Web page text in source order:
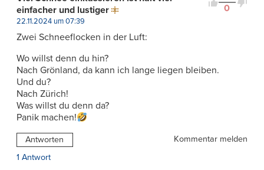
0
einfacher und lustiger
22.11.2024 um 07:39
Zwei Schneeflocken in der Luft:
Wo willst denn du hin?
Nach Grönland, da kann ich lange liegen bleiben.
Und du?
Nach Zürich!
Was willst du denn da?
Panik machen!
Antworten
Kommentar melden
1 Antwort